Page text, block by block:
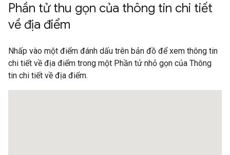
Phần tử thu gọn của thông tin chi tiết
về địa điểm
Nhấp vào một điểm đánh dấu trên bản đồ để xem thông tin
chi tiết về địa điểm trong một Phần tử nhỏ gọn của Thông
tin chi tiết về địa điểm.